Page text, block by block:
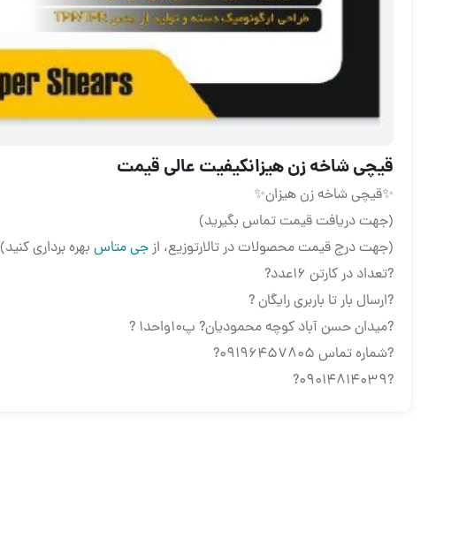
قیچی شاخه زن هیزانکیفیت عالی قیمت
✨قیچی شاخه زن هیزان✨
(جهت دریافت قیمت تماس بگیرید)
(جهت درج قیمت محصولات در تالارتوزیع، ازجی متاس بهره برداری کنید)
?تعداد در کارتن 16عدد?
?ارسال بار تا باربری رایگان ?
?میدان حسن آباد کوچه محمودیان? پ10واحد1 ?
?شماره تماس 09196457805?
?09014814039?